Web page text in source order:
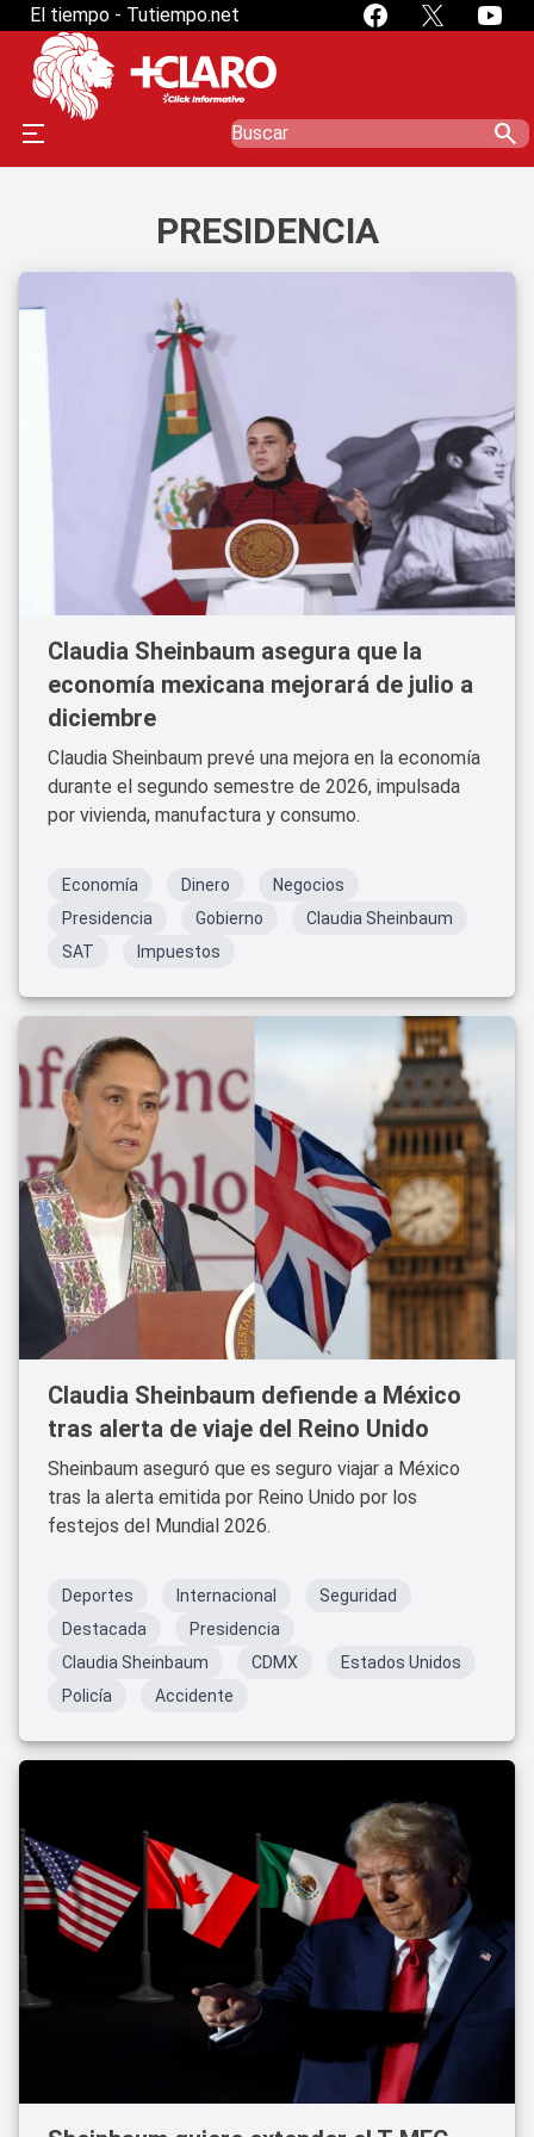
El tiempo - Tutiempo.net
search
PRESIDENCIA
Claudia Sheinbaum asegura que la
economía mexicana mejorará de julio a
diciembre
Claudia Sheinbaum prevé una mejora en la economía
durante el segundo semestre de 2026, impulsada
por vivienda, manufactura y consumo.
Economía Dinero
Negocios
Presidencia
Gobierno
Claudia Sheinbaum
SAT
Impuestos
Claudia Sheinbaum defiende a México
tras alerta de viaje del Reino Unido
Sheinbaum aseguró que es seguro viajar a México
tras la alerta emitida por Reino Unido por los
festejos del Mundial 2026.
Deportes Internacional
Seguridad
Destacada
Presidencia
Claudia Sheinbaum
CDMX
Estados Unidos
Policía
Accidente